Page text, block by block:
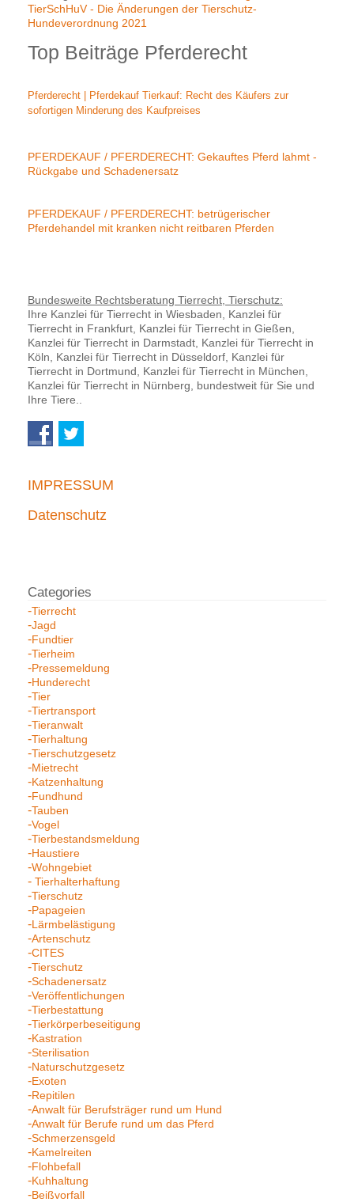
TierSchHuV - Die Änderungen der Tierschutz-
Hundeverordnung 2021
Top Beiträge Pferderecht
Pferderecht | Pferdekauf Tierkauf: Recht des Käufers zur
sofortigen Minderung des Kaufpreises
PFERDEKAUF / PFERDERECHT: Gekauftes Pferd lahmt -
Rückgabe und Schadenersatz
PFERDEKAUF / PFERDERECHT: betrügerischer
Pferdehandel mit kranken nicht reitbaren Pferden
Bundesweite Rechtsberatung Tierrecht, Tierschutz:
Ihre Kanzlei für Tierrecht in Wiesbaden, Kanzlei für
Tierrecht in Frankfurt, Kanzlei für Tierrecht in Gießen,
Kanzlei für Tierrecht in Darmstadt, Kanzlei für Tierrecht in
Köln, Kanzlei für Tierrecht in Düsseldorf, Kanzlei für
Tierrecht in Dortmund, Kanzlei für Tierrecht in München,
Kanzlei für Tierrecht in Nürnberg, bundestweit für Sie und
Ihre Tiere..
IMPRESSUM
Datenschutz
Tierrecht
Jagd
Fundtier
Tierheim
Pressemeldung
Hunderecht
Tier
Tiertransport
Tieranwalt
Tierhaltung
Tierschutzgesetz
Mietrecht
Katzenhaltung
Fundhund
Tauben
Vogel
Tierbestandsmeldung
Haustiere
Wohngebiet
Tierhalterhaftung
Tierschutz
Papageien
Lärmbelästigung
Artenschutz
CITES
Tierschutz
Schadenersatz
Veröffentlichungen
Tierbestattung
Tierkörperbeseitigung
Kastration
Sterilisation
Naturschutzgesetz
Exoten
Repitilen
Anwalt für Berufsträger rund um Hund
Anwalt für Berufe rund um das Pferd
Schmerzensgeld
Kamelreiten
Flohbefall
Kuhhaltung
Beißvorfall